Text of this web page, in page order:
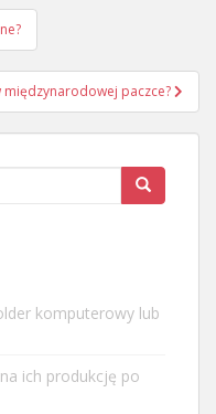
międzynarodowej paczce?
komputerowy lub
ich produkcję po